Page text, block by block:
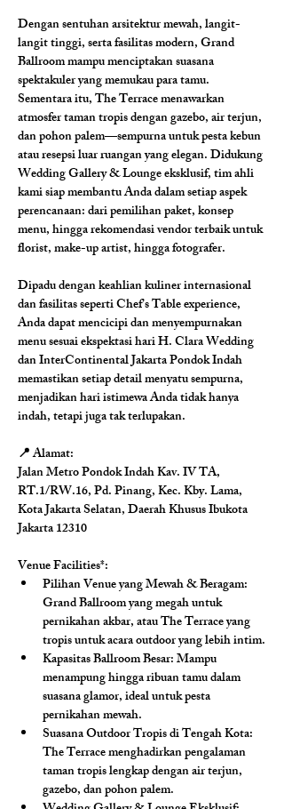
Dengan sentuhan arsitektur mewah, langit-
langit tinggi, serta fasilitas modern, Grand
Ballroom mampu menciptakan suasana
spektakuler yang memukau para tamu.
Sementara itu, The Terrace menawarkan
atmosfer taman tropis dengan gazebo, air terjun,
dan pohon palem—sempurna untuk pesta kebun
atau resepsi luar ruangan yang elegan. Didukung
Wedding Gallery & Lounge eksklusif, tim ahli
kami siap membantu Anda dalam setiap aspek
perencanaan: dari pemilihan paket, konsep
menu, hingga rekomendasi vendor terbaik untuk
florist, make-up artist, hingga fotografer.
Dipadu dengan keahlian kuliner internasional
dan fasilitas seperti Chef’s Table experience,
Anda dapat mencicipi dan menyempurnakan
menu sesuai ekspektasi hari H. Clara Wedding
dan InterContinental Jakarta Pondok Indah
memastikan setiap detail menyatu sempurna,
menjadikan hari istimewa Anda tidak hanya
indah, tetapi juga tak terlupakan.
📍 Alamat:
Jalan Metro Pondok Indah Kav. IV TA,
RT.1/RW.16, Pd. Pinang, Kec. Kby. Lama,
Kota Jakarta Selatan, Daerah Khusus Ibukota
Jakarta 12310
Venue Facilities*:
Pilihan Venue yang Mewah & Beragam:
Grand Ballroom yang megah untuk
pernikahan akbar, atau The Terrace yang
tropis untuk acara outdoor yang lebih intim.
Kapasitas Ballroom Besar: Mampu
menampung hingga ribuan tamu dalam
suasana glamor, ideal untuk pesta
pernikahan mewah.
Suasana Outdoor Tropis di Tengah Kota:
The Terrace menghadirkan pengalaman
taman tropis lengkap dengan air terjun,
gazebo, dan pohon palem.